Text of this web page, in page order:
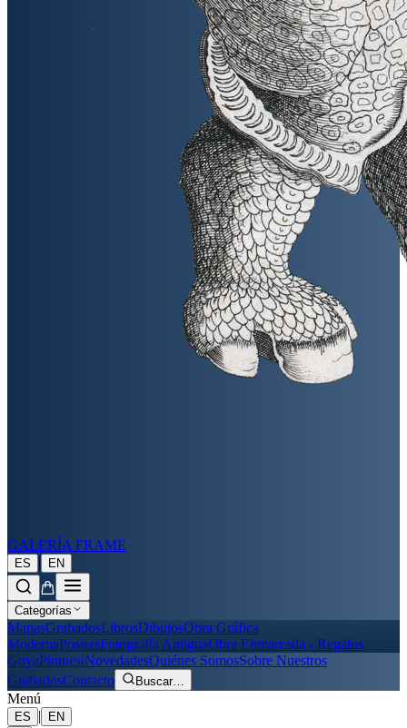
GALERÍA FRAME
ES | EN
Categorías
MapasGrabadosLibrosDibujosObra Gráfica
ModernaPostersFotografía AntiguaObra Enmarcada - Regalos
GoyaPiranesiNovedadesQuiénes SomosSobre Nuestros
GrabadosContacto Buscar…
Menú
ES |
EN